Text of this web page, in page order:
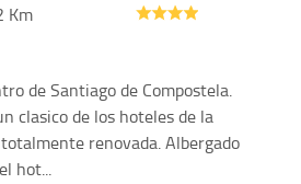
Km
de Santiago de Compostela.
clasico de los hoteles de la
renovada. Albergado
hot...